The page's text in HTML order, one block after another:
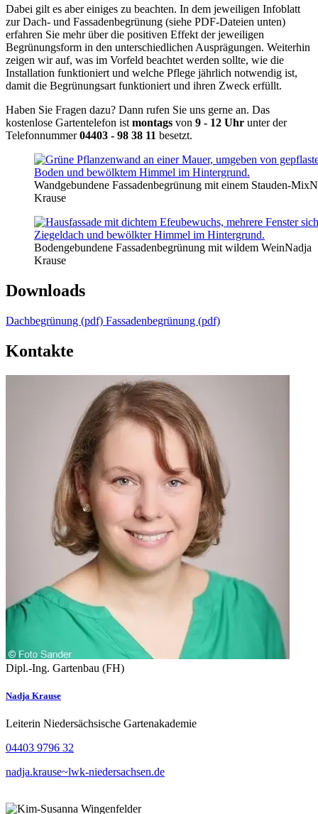
Dabei gilt es aber einiges zu beachten. In dem jeweiligen Infoblatt
zur Dach- und Fassadenbegrünung (siehe PDF-Dateien unten)
erfahren Sie mehr über die positiven Effekt der jeweiligen
Begrünungsform in den unterschiedlichen Ausprägungen. Weiterhin
zeigen wir auf, was im Vorfeld beachtet werden sollte, wie die
Installation funktioniert und welche Pflege jährlich notwendig ist,
damit die Begrünungsart funktioniert und ihren Zweck erfüllt.
Haben Sie Fragen dazu? Dann rufen Sie uns gerne an. Das
kostenlose Gartentelefon ist montags von 9 - 12 Uhr unter der
Telefonnummer04403 - 98 38 11 besetzt.
Wandgebundene Fassadenbegrünung mit einem Stauden-Mix
Krause
Bodengebundene Fassadenbegrünung mit wildem WeinNadja
Krause
Downloads
Dachbegrünung (pdf) Fassadenbegrünung (pdf)
Kontakte
Dipl.-Ing. Gartenbau (FH)
Nadja Krause
Leiterin Niedersächsische Gartenakademie
04403 9796 32
nadja.krause~lwk-niedersachsen.de